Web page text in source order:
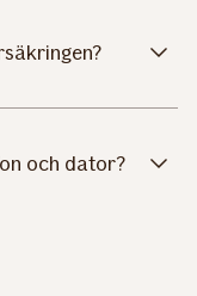
och dator?